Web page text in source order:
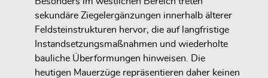
sekundäre Ziegelergänzungen innerhalb älterer
Feldsteinstrukturen hervor, die auf langfristige
Instandsetzungsmaßnahmen und wiederholte
bauliche Überformungen hinweisen. Die
heutigen Mauerzüge repräsentieren daher keinen